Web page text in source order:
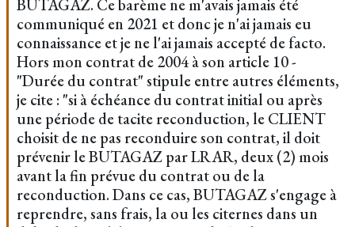
BUTAGAZ. Ce barème ne m'avais jamais été
communiqué en 2021 et donc je n'ai jamais eu
connaissance et je ne l'ai jamais accepté de facto.
Hors mon contrat de 2004 à son article 10 -
"Durée du contrat" stipule entre autres éléments,
je cite : "si à échéance du contrat initial ou après
une période de tacite reconduction, le CLIENT
choisit de ne pas reconduire son contrat, il doit
prévenir le BUTAGAZ par LRAR, deux (2) mois
avant la fin prévue du contrat ou de la
reconduction. Dans ce cas, BUTAGAZ s'engage à
reprendre, sans frais, la ou les citernes dans un